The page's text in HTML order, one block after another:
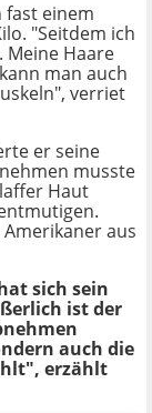
fast einem
"Seitdem ich
Meine Haare
man auch
verriet
er seine
musste
Haut
aus
sich sein
ist der
auch die
erzählt